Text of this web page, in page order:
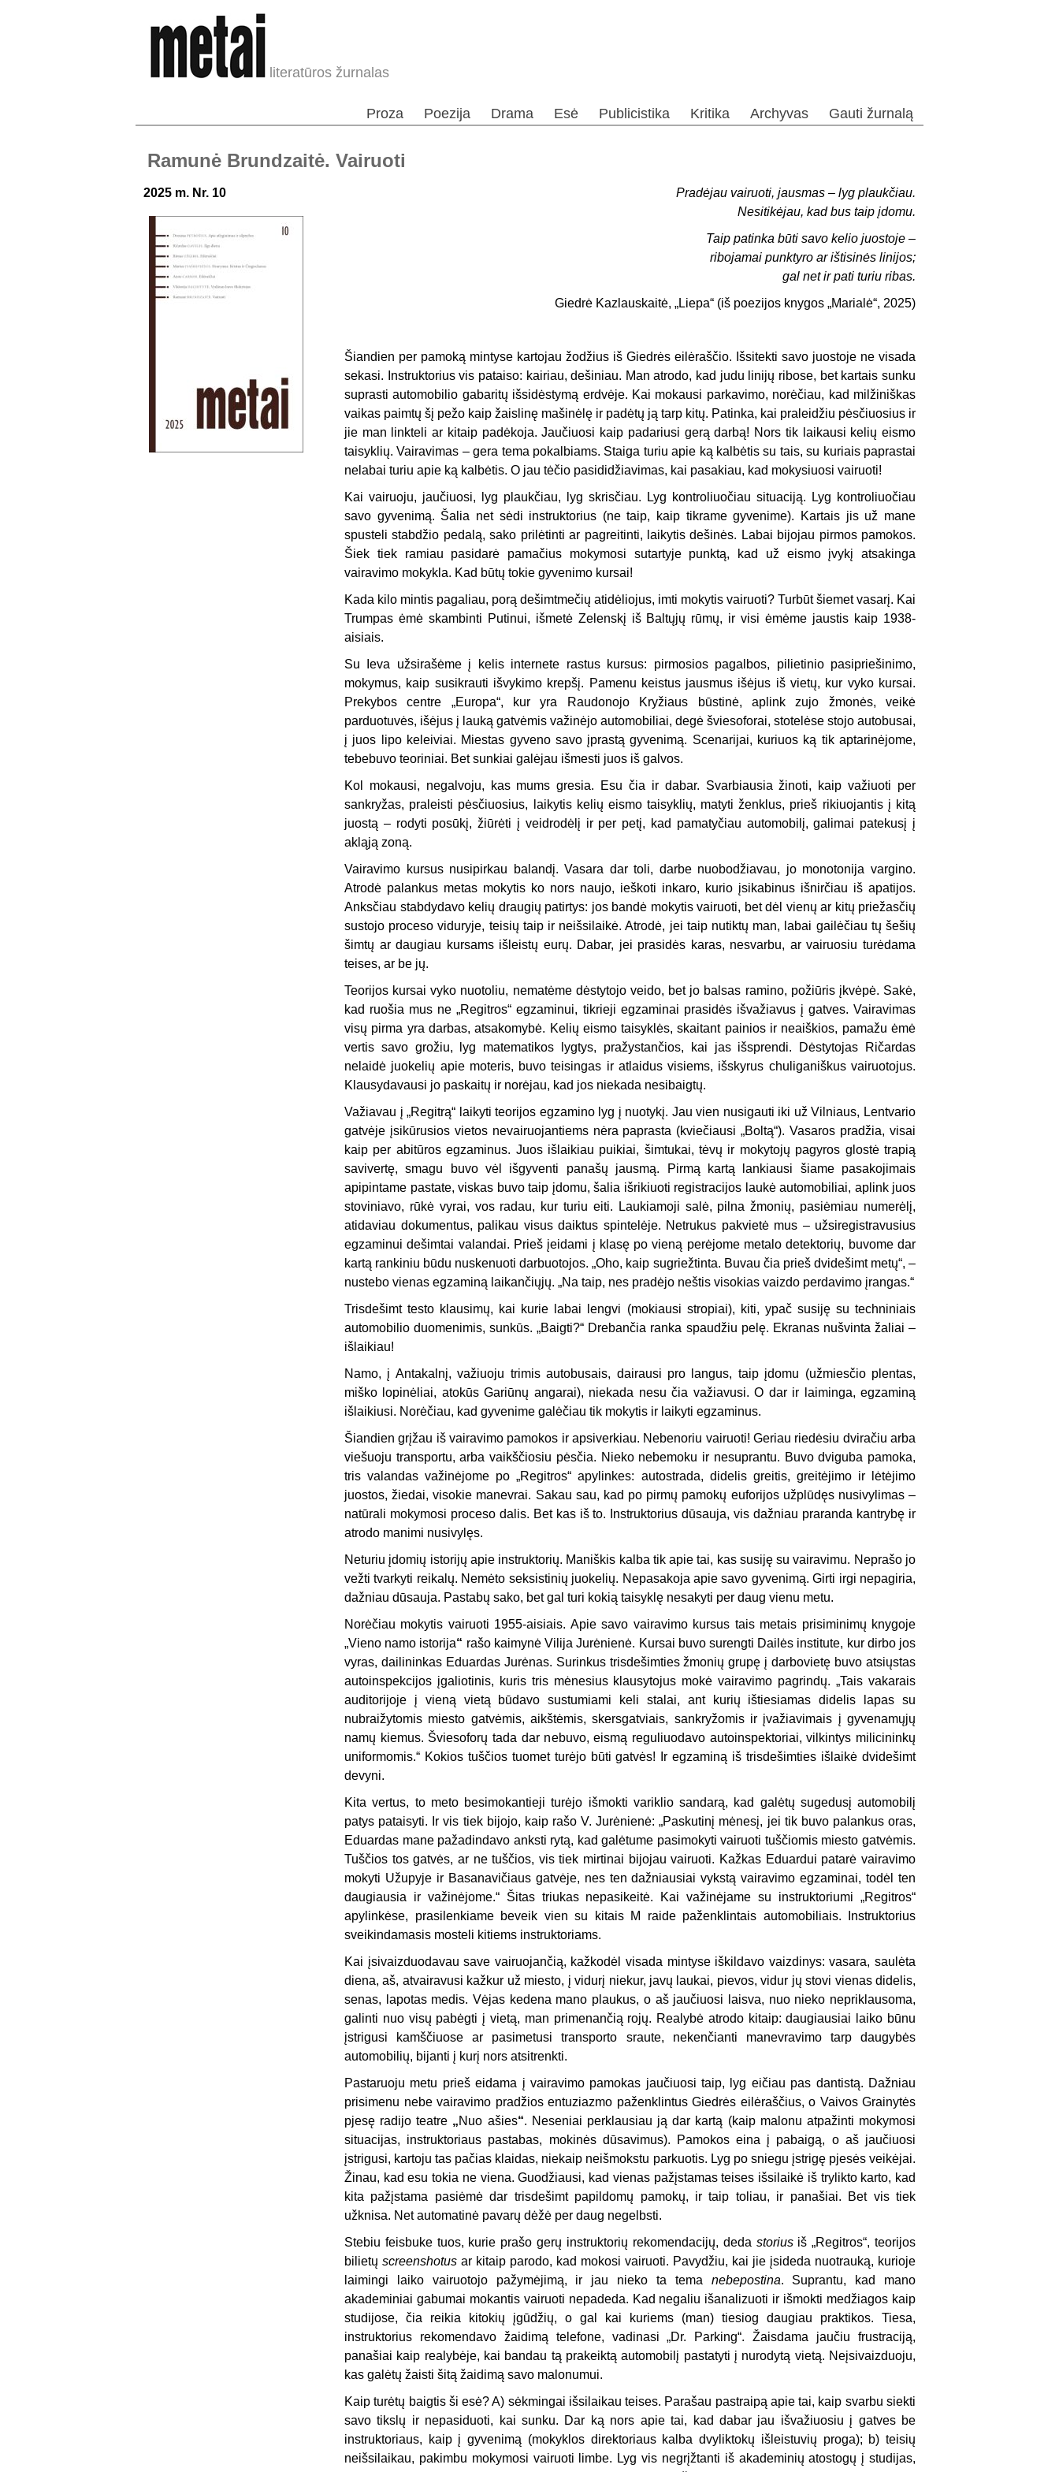
literatūros žurnalas
Proza Poezija Drama Esė Publicistika Kritika Archyvas Gauti žurnalą
Ramunė Brundzaitė. Vairuoti
2025 m. Nr. 10
Pradėjau vairuoti, jausmas – lyg plaukčiau.
Nesitikėjau, kad bus taip įdomu.
Taip patinka būti savo kelio juostoje –
ribojamai punktyro ar ištisinės linijos;
gal net ir pati turiu ribas.
Giedrė Kazlauskaitė, „Liepa“ (iš poezijos knygos „Marialė“, 2025)
Šiandien per pamoką mintyse kartojau žodžius iš Giedrės eilėraščio. Išsitekti savo juostoje ne visada
sekasi. Instruktorius vis pataiso: kairiau, dešiniau. Man atrodo, kad judu linijų ribose, bet kartais sunku
suprasti automobilio gabaritų išsidėstymą erdvėje. Kai mokausi parkavimo, norėčiau, kad milžiniškas
vaikas paimtų šį pežo kaip žaislinę mašinėlę ir padėtų ją tarp kitų. Patinka, kai praleidžiu pėsčiuosius ir
jie man linkteli ar kitaip padėkoja. Jaučiuosi kaip padariusi gerą darbą! Nors tik laikausi kelių eismo
taisyklių. Vairavimas – gera tema pokalbiams. Staiga turiu apie ką kalbėtis su tais, su kuriais paprastai
nelabai turiu apie ką kalbėtis. O jau tėčio pasididžiavimas, kai pasakiau, kad mokysiuosi vairuoti!
Kai vairuoju, jaučiuosi, lyg plaukčiau, lyg skrisčiau. Lyg kontroliuočiau situaciją. Lyg kontroliuočiau
savo gyvenimą. Šalia net sėdi instruktorius (ne taip, kaip tikrame gyvenime). Kartais jis už mane
spusteli stabdžio pedalą, sako prilėtinti ar pagreitinti, laikytis dešinės. Labai bijojau pirmos pamokos.
Šiek tiek ramiau pasidarė pamačius mokymosi sutartyje punktą, kad už eismo įvykį atsakinga
vairavimo mokykla. Kad būtų tokie gyvenimo kursai!
Kada kilo mintis pagaliau, porą dešimtmečių atidėliojus, imti mokytis vairuoti? Turbūt šiemet vasarį. Kai
Trumpas ėmė skambinti Putinui, išmetė Zelenskį iš Baltųjų rūmų, ir visi ėmėme jaustis kaip 1938-
aisiais.
Su Ieva užsirašėme į kelis internete rastus kursus: pirmosios pagalbos, pilietinio pasipriešinimo,
mokymus, kaip susikrauti išvykimo krepšį. Pamenu keistus jausmus išėjus iš vietų, kur vyko kursai.
Prekybos centre „Europa“, kur yra Raudonojo Kryžiaus būstinė, aplink zujo žmonės, veikė
parduotuvės, išėjus į lauką gatvėmis važinėjo automobiliai, degė šviesoforai, stotelėse stojo autobusai,
į juos lipo keleiviai. Miestas gyveno savo įprastą gyvenimą. Scenarijai, kuriuos ką tik aptarinėjome,
tebebuvo teoriniai. Bet sunkiai galėjau išmesti juos iš galvos.
Kol mokausi, negalvoju, kas mums gresia. Esu čia ir dabar. Svarbiausia žinoti, kaip važiuoti per
sankryžas, praleisti pėsčiuosius, laikytis kelių eismo taisyklių, matyti ženklus, prieš rikiuojantis į kitą
juostą – rodyti posūkį, žiūrėti į veidrodėlį ir per petį, kad pamatyčiau automobilį, galimai patekusį į
akląją zoną.
Vairavimo kursus nusipirkau balandį. Vasara dar toli, darbe nuobodžiavau, jo monotonija vargino.
Atrodė palankus metas mokytis ko nors naujo, ieškoti inkaro, kurio įsikabinus išnirčiau iš apatijos.
Anksčiau stabdydavo kelių draugių patirtys: jos bandė mokytis vairuoti, bet dėl vienų ar kitų priežasčių
sustojo proceso viduryje, teisių taip ir neišsilaikė. Atrodė, jei taip nutiktų man, labai gailėčiau tų šešių
šimtų ar daugiau kursams išleistų eurų. Dabar, jei prasidės karas, nesvarbu, ar vairuosiu turėdama
teises, ar be jų.
Teorijos kursai vyko nuotoliu, nematėme dėstytojo veido, bet jo balsas ramino, požiūris įkvėpė. Sakė,
kad ruošia mus ne „Regitros“ egzaminui, tikrieji egzaminai prasidės išvažiavus į gatves. Vairavimas
visų pirma yra darbas, atsakomybė. Kelių eismo taisyklės, skaitant painios ir neaiškios, pamažu ėmė
vertis savo grožiu, lyg matematikos lygtys, pražystančios, kai jas išsprendi. Dėstytojas Ričardas
nelaidė juokelių apie moteris, buvo teisingas ir atlaidus visiems, išskyrus chuliganiškus vairuotojus.
Klausydavausi jo paskaitų ir norėjau, kad jos niekada nesibaigtų.
Važiavau į „Regitrą“ laikyti teorijos egzamino lyg į nuotykį. Jau vien nusigauti iki už Vilniaus, Lentvario
gatvėje įsikūrusios vietos nevairuojantiems nėra paprasta (kviečiausi „Boltą“). Vasaros pradžia, visai
kaip per abitūros egzaminus. Juos išlaikiau puikiai, šimtukai, tėvų ir mokytojų pagyros glostė trapią
savivertę, smagu buvo vėl išgyventi panašų jausmą. Pirmą kartą lankiausi šiame pasakojimais
apipintame pastate, viskas buvo taip įdomu, šalia išrikiuoti registracijos laukė automobiliai, aplink juos
stoviniavo, rūkė vyrai, vos radau, kur turiu eiti. Laukiamoji salė, pilna žmonių, pasiėmiau numerėlį,
atidaviau dokumentus, palikau visus daiktus spintelėje. Netrukus pakvietė mus – užsiregistravusius
egzaminui dešimtai valandai. Prieš įeidami į klasę po vieną perėjome metalo detektorių, buvome dar
kartą rankiniu būdu nuskenuoti darbuotojos. „Oho, kaip sugriežtinta. Buvau čia prieš dvidešimt metų“, –
nustebo vienas egzaminą laikančiųjų. „Na taip, nes pradėjo neštis visokias vaizdo perdavimo įrangas.“
Trisdešimt testo klausimų, kai kurie labai lengvi (mokiausi stropiai), kiti, ypač susiję su techniniais
automobilio duomenimis, sunkūs. „Baigti?“ Drebančia ranka spaudžiu pelę. Ekranas nušvinta žaliai –
išlaikiau!
Namo, į Antakalnį, važiuoju trimis autobusais, dairausi pro langus, taip įdomu (užmiesčio plentas,
miško lopinėliai, atokūs Gariūnų angarai), niekada nesu čia važiavusi. O dar ir laiminga, egzaminą
išlaikiusi. Norėčiau, kad gyvenime galėčiau tik mokytis ir laikyti egzaminus.
Šiandien grįžau iš vairavimo pamokos ir apsiverkiau. Nebenoriu vairuoti! Geriau riedėsiu dviračiu arba
viešuoju transportu, arba vaikščiosiu pėsčia. Nieko nebemoku ir nesuprantu. Buvo dviguba pamoka,
tris valandas važinėjome po „Regitros“ apylinkes: autostrada, didelis greitis, greitėjimo ir lėtėjimo
juostos, žiedai, visokie manevrai. Sakau sau, kad po pirmų pamokų euforijos užplūdęs nusivylimas –
natūrali mokymosi proceso dalis. Bet kas iš to. Instruktorius dūsauja, vis dažniau praranda kantrybę ir
atrodo manimi nusivylęs.
Neturiu įdomių istorijų apie instruktorių. Maniškis kalba tik apie tai, kas susiję su vairavimu. Neprašo jo
vežti tvarkyti reikalų. Nemėto seksistinių juokelių. Nepasakoja apie savo gyvenimą. Girti irgi nepagiria,
dažniau dūsauja. Pastabų sako, bet gal turi kokią taisyklę nesakyti per daug vienu metu.
Norėčiau mokytis vairuoti 1955-aisiais. Apie savo vairavimo kursus tais metais prisiminimų knygoje
„Vieno namo istorija“ rašo kaimynė Vilija Jurėnienė. Kursai buvo surengti Dailės institute, kur dirbo jos
vyras, dailininkas Eduardas Jurėnas. Surinkus trisdešimties žmonių grupę į darbovietę buvo atsiųstas
autoinspekcijos įgaliotinis, kuris tris mėnesius klausytojus mokė vairavimo pagrindų. „Tais vakarais
auditorijoje į vieną vietą būdavo sustumiami keli stalai, ant kurių ištiesiamas didelis lapas su
nubraižytomis miesto gatvėmis, aikštėmis, skersgatviais, sankryžomis ir įvažiavimais į gyvenamųjų
namų kiemus. Šviesoforų tada dar nebuvo, eismą reguliuodavo autoinspektoriai, vilkintys milicininkų
uniformomis.“ Kokios tuščios tuomet turėjo būti gatvės! Ir egzaminą iš trisdešimties išlaikė dvidešimt
devyni.
Kita vertus, to meto besimokantieji turėjo išmokti variklio sandarą, kad galėtų sugedusį automobilį
patys pataisyti. Ir vis tiek bijojo, kaip rašo V. Jurėnienė: „Paskutinį mėnesį, jei tik buvo palankus oras,
Eduardas mane pažadindavo anksti rytą, kad galėtume pasimokyti vairuoti tuščiomis miesto gatvėmis.
Tuščios tos gatvės, ar ne tuščios, vis tiek mirtinai bijojau vairuoti. Kažkas Eduardui patarė vairavimo
mokyti Užupyje ir Basanavičiaus gatvėje, nes ten dažniausiai vykstą vairavimo egzaminai, todėl ten
daugiausia ir važinėjome.“ Šitas triukas nepasikeitė. Kai važinėjame su instruktoriumi „Regitros“
apylinkėse, prasilenkiame beveik vien su kitais M raide paženklintais automobiliais. Instruktorius
sveikindamasis mosteli kitiems instruktoriams.
Kai įsivaizduodavau save vairuojančią, kažkodėl visada mintyse iškildavo vaizdinys: vasara, saulėta
diena, aš, atvairavusi kažkur už miesto, į vidurį niekur, javų laukai, pievos, vidur jų stovi vienas didelis,
senas, lapotas medis. Vėjas kedena mano plaukus, o aš jaučiuosi laisva, nuo nieko nepriklausoma,
galinti nuo visų pabėgti į vietą, man primenančią rojų. Realybė atrodo kitaip: daugiausiai laiko būnu
įstrigusi kamščiuose ar pasimetusi transporto sraute, nekenčianti manevravimo tarp daugybės
automobilių, bijanti į kurį nors atsitrenkti.
Pastaruoju metu prieš eidama į vairavimo pamokas jaučiuosi taip, lyg eičiau pas dantistą. Dažniau
prisimenu nebe vairavimo pradžios entuziazmo paženklintus Giedrės eilėraščius, o Vaivos Grainytės
pjesę radijo teatre „Nuo ašies“. Neseniai perklausiau ją dar kartą (kaip malonu atpažinti mokymosi
situacijas, instruktoriaus pastabas, mokinės dūsavimus). Pamokos eina į pabaigą, o aš jaučiuosi
įstrigusi, kartoju tas pačias klaidas, niekaip neišmokstu parkuotis. Lyg po sniegu įstrigę pjesės veikėjai.
Žinau, kad esu tokia ne viena. Guodžiausi, kad vienas pažįstamas teises išsilaikė iš trylikto karto, kad
kita pažįstama pasiėmė dar trisdešimt papildomų pamokų, ir taip toliau, ir panašiai. Bet vis tiek
užknisa. Net automatinė pavarų dėžė per daug negelbsti.
Stebiu feisbuke tuos, kurie prašo gerų instruktorių rekomendacijų, deda storius iš „Regitros“, teorijos
bilietų screenshotus ar kitaip parodo, kad mokosi vairuoti. Pavydžiu, kai jie įsideda nuotrauką, kurioje
laimingi laiko vairuotojo pažymėjimą, ir jau nieko ta tema nebepostina. Suprantu, kad mano
akademiniai gabumai mokantis vairuoti nepadeda. Kad negaliu išanalizuoti ir išmokti medžiagos kaip
studijose, čia reikia kitokių įgūdžių, o gal kai kuriems (man) tiesiog daugiau praktikos. Tiesa,
instruktorius rekomendavo žaidimą telefone, vadinasi „Dr. Parking“. Žaisdama jaučiu frustraciją,
panašiai kaip realybėje, kai bandau tą prakeiktą automobilį pastatyti į nurodytą vietą. Neįsivaizduoju,
kas galėtų žaisti šitą žaidimą savo malonumui.
Kaip turėtų baigtis ši esė? A) sėkmingai išsilaikau teises. Parašau pastraipą apie tai, kaip svarbu siekti
savo tikslų ir nepasiduoti, kai sunku. Dar ką nors apie tai, kad dabar jau išvažiuosiu į gatves be
instruktoriaus, kaip į gyvenimą (mokyklos direktoriaus kalba dvyliktokų išleistuvių proga); b) teisių
neišsilaikau, pakimbu mokymosi vairuoti limbe. Lyg vis negrįžtanti iš akademinių atostogų į studijas,